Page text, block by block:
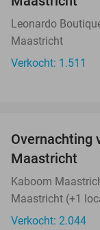
Leonardo
Maastricht
Verkocht: 1.511
Overnachting
Maastricht
Kaboom
Maastricht (+1
Verkocht: 2.044